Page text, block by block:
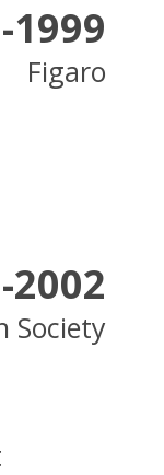
1999
Figaro
2002
Society